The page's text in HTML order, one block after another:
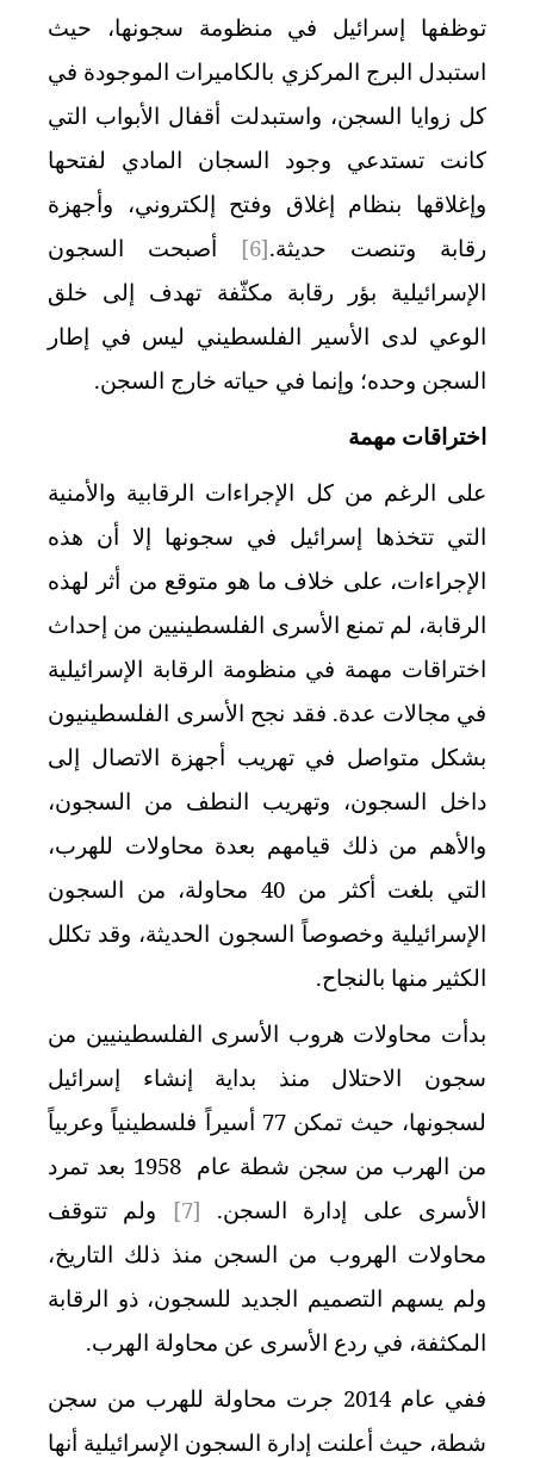
توظفها إسرائيل في منظومة سجونها، حيث
استبدل البرج المركزي بالكاميرات الموجودة في
كل زوايا السجن، واستبدلت أقفال الأبواب التي
كانت تستدعي وجود السجان المادي لفتحها
وإغلاقها بنظام إغلاق وفتح إلكتروني، وأجهزة
رقابة وتنصت حديثة.[6] أصبحت السجون
الإسرائيلية بؤر رقابة مكثّفة تهدف إلى خلق
الوعي لدى الأسير الفلسطيني ليس في إطار
السجن وحده؛ وإنما في حياته خارج السجن.
اختراقات مهمة
على الرغم من كل الإجراءات الرقابية والأمنية
التي تتخذها إسرائيل في سجونها إلا أن هذه
الإجراءات، على خلاف ما هو متوقع من أثر لهذه
الرقابة، لم تمنع الأسرى الفلسطينيين من إحداث
اختراقات مهمة في منظومة الرقابة الإسرائيلية
في مجالات عدة. فقد نجح الأسرى الفلسطينيون
بشكل متواصل في تهريب أجهزة الاتصال إلى
داخل السجون، وتهريب النطف من السجون،
والأهم من ذلك قيامهم بعدة محاولات للهرب،
التي بلغت أكثر من 40 محاولة، من السجون
الإسرائيلية وخصوصاً السجون الحديثة، وقد تكلل
الكثير منها بالنجاح.
بدأت محاولات هروب الأسرى الفلسطينيين من
سجون الاحتلال منذ بداية إنشاء إسرائيل
لسجونها، حيث تمكن 77 أسيراً فلسطينياً وعربياً
من الهرب من سجن شطة عام 1958 بعد تمرد
الأسرى على إدارة السجن. [7] ولم تتوقف
محاولات الهروب من السجن منذ ذلك التاريخ،
ولم يسهم التصميم الجديد للسجون، ذو الرقابة
المكثفة، في ردع الأسرى عن محاولة الهرب.
ففي عام 2014 جرت محاولة للهرب من سجن
شطة، حيث أعلنت إدارة السجون الإسرائيلية أنها